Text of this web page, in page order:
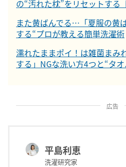
の“汚れた枕”をリセットする
また黄ばんでる…「夏服の黄
する“プロが教える簡単洗濯術
濡れたままポイ！は雑菌ま
する」NGな洗い方4つと“タ
広告
平島利恵
洗濯研究家